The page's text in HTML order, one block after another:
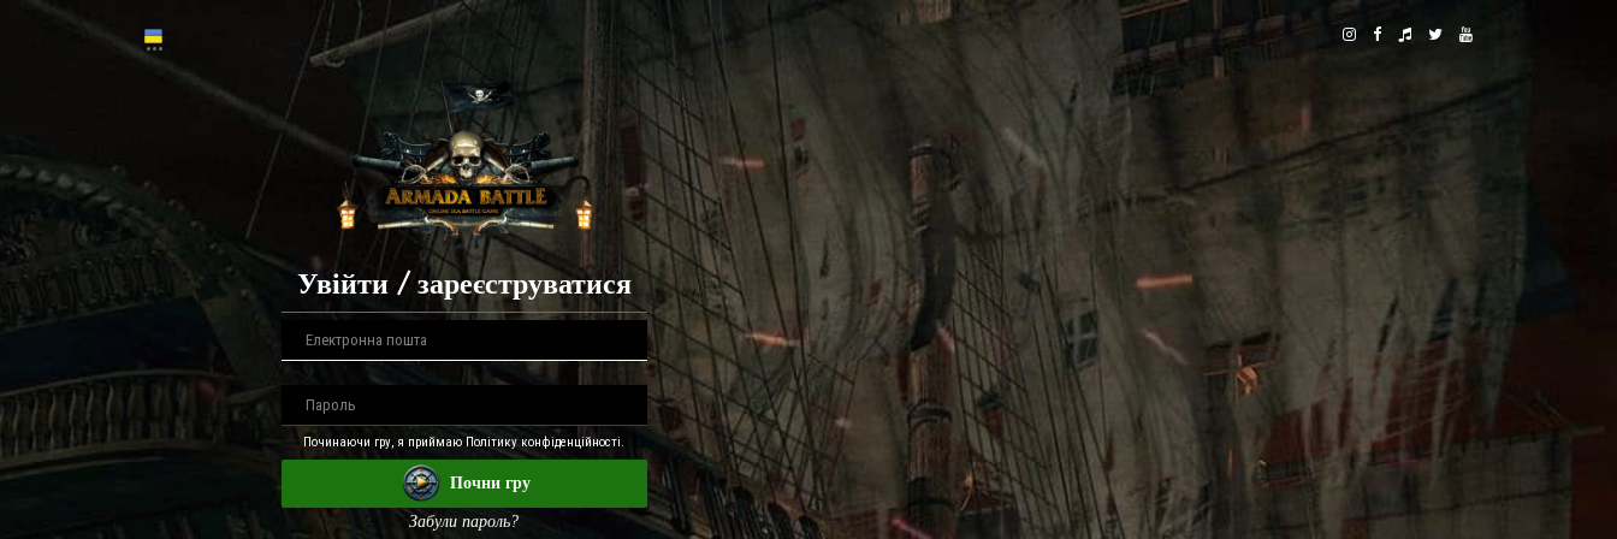
Увійти / зареєструватися
Починаючи гру, я приймаю Політику конфіденційності.
Почни гру
Забули пароль?